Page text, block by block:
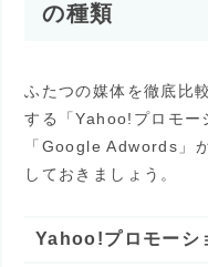
の種類
ふたつの媒体を徹底比
する「Yahoo!プロモー
「Google Adwords」
しておきましょう。
Yahoo!プロモーシ